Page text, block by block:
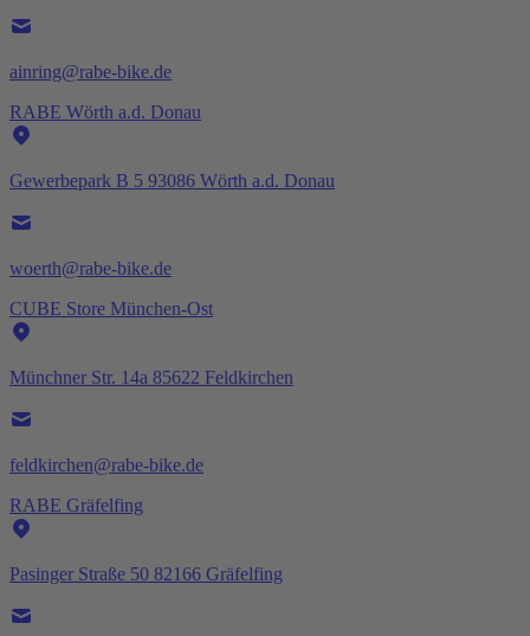
ainring@rabe-bike.de
RABE Wörth a.d. Donau
Gewerbepark B 5 93086 Wörth a.d. Donau
woerth@rabe-bike.de
CUBE Store München-Ost
Münchner Str. 14a 85622 Feldkirchen
feldkirchen@rabe-bike.de
RABE Gräfelfing
Pasinger Straße 50 82166 Gräfelfing